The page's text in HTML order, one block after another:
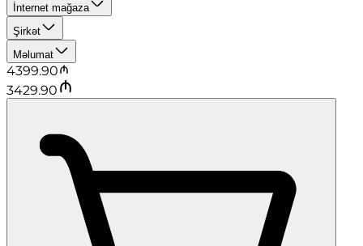
İnternet mağaza
Şirkət
Məlumat
4399.90
3429.90